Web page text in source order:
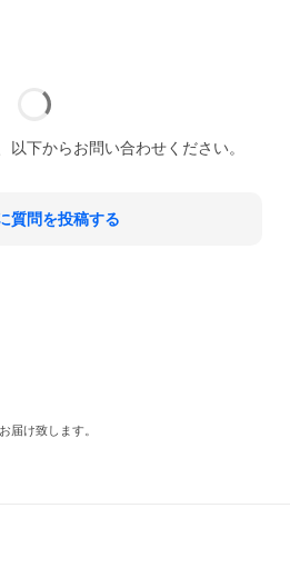
以下からお問い合わせください。
質問を投稿する
届け致します。